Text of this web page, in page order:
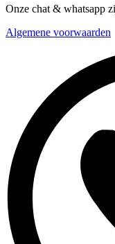
Onze chat & whatsapp
Algemene voorwaarden